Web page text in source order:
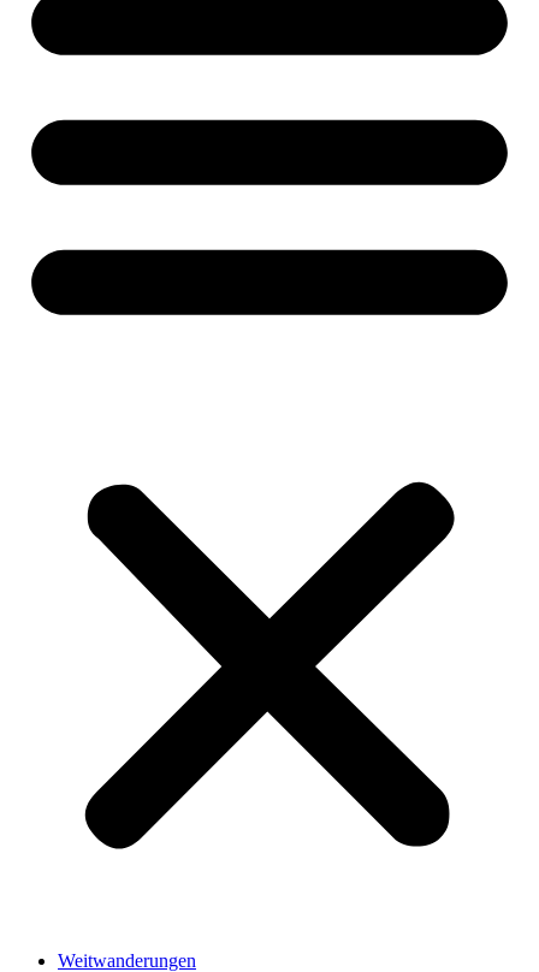
Weitwanderungen